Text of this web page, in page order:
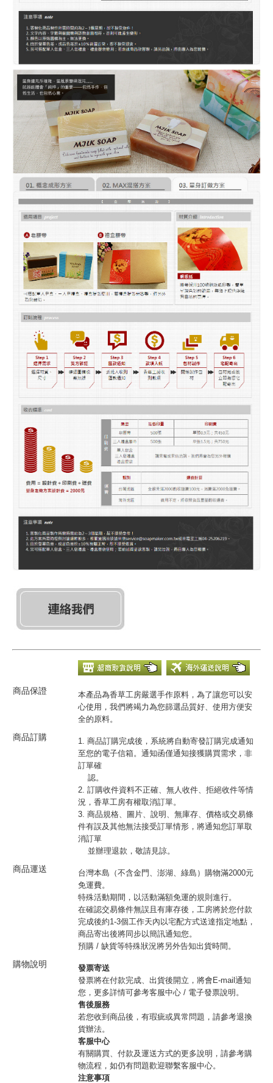
商品保證
本產品為香草工房嚴選手作原料，為了讓您可以安
心使用，我們將竭力為您篩選品質好、使用方便安
全的原料。
商品訂購
1. 商品訂購完成後，系統將自動寄發訂購完成通知
至您的電子信箱。通知函僅通知接獲購買需求，非
訂單確
認。
2. 訂購收件資料不正確、無人收件、拒絕收件等情
況，香草工房有權取消訂單。
3. 商品規格、圖片、說明、無庫存、價格或交易條
件有誤及其他無法接受訂單情形，將通知您訂單取
消訂單
並辦理退款，敬請見諒。
商品運送
台灣本島（不含金門、澎湖、綠島）購物滿2000元
免運費。
特殊活動期間，以活動滿額免運的規則進行。
在確認交易條件無誤且有庫存後，工房將於您付款
完成後約1-3個工作天內以宅配方式送達指定地點，
商品寄出後將同步以簡訊通知您。
預購 / 缺貨等特殊狀況將另外告知出貨時間。
購物說明
發票寄送
發票將在付款完成、出貨後開立，將會E-mail通知
您，更多詳情可參考客服中心 / 電子發票說明。
售後服務
若您收到商品後，有瑕疵或異常問題，請參考退換
貨辦法。
客服中心
有關購買、付款及運送方式的更多說明，請參考購
物流程，如仍有問題歡迎聯繫客服中心。
注意事項